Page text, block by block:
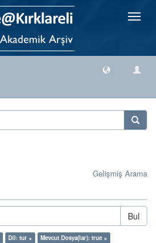
Geçiş
Gelişmiş Arama
Bul
Dil: tur ×
Mevcut Dosya(lar): true ×